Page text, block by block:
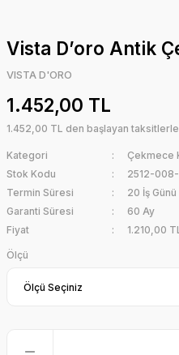
Vista D’oro Antik
VISTA D'ORO
1.452,00 TL
1.452,00 TL den başlayan
Kategori
Çekmece
Stok Kodu
2512-008-
Termin Süresi
20 İş Günü
Garanti Süresi
60 Ay
Fiyat
1.210,00
Ölçü